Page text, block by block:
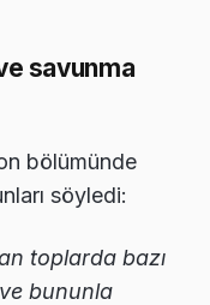
savunma
bölümünde
söyledi:
toplarda bazı
bununla